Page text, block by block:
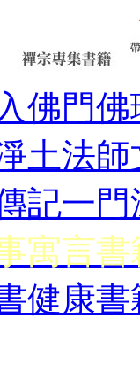
佛門佛
土法師
記一門
寓言書
健康書